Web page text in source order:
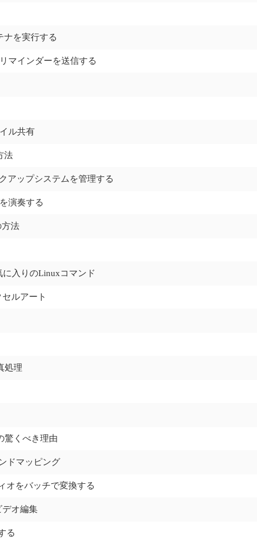
ナを実行する
マインダーを送信する
ル共有
法
アップシステムを管理する
演奏する
方法
入りのLinuxコマンド
ルアート
処理
驚くべき理由
ドマッピング
オをバッチで変換する
デオ編集
る